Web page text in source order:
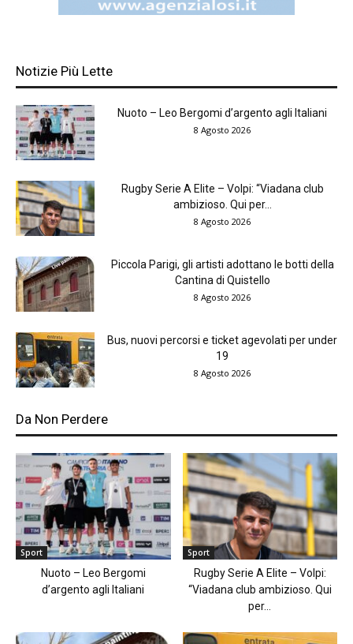
Notizie Più Lette
Nuoto – Leo Bergomi d’argento agli Italiani
8 Agosto 2026
Rugby Serie A Elite – Volpi: “Viadana club
ambizioso. Qui per...
8 Agosto 2026
Piccola Parigi, gli artisti adottano le botti della
Cantina di Quistello
8 Agosto 2026
Bus, nuovi percorsi e ticket agevolati per under
19
8 Agosto 2026
Da Non Perdere
Sport
Nuoto – Leo Bergomi
d’argento agli Italiani
Sport
Rugby Serie A Elite – Volpi:
“Viadana club ambizioso. Qui
per...